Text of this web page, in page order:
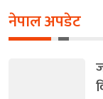
नेपाल अपडेट